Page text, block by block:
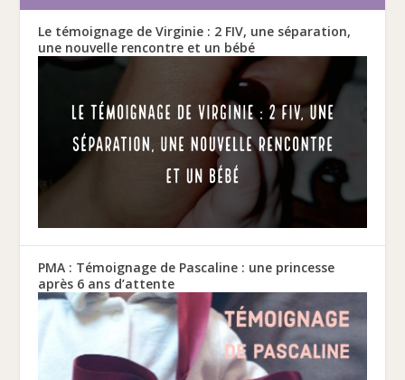
Le témoignage de Virginie : 2 FIV, une séparation,
une nouvelle rencontre et un bébé
PMA : Témoignage de Pascaline : une princesse
après 6 ans d’attente